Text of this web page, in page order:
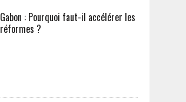
Gabon : Pourquoi faut-il accélérer les
réformes ?